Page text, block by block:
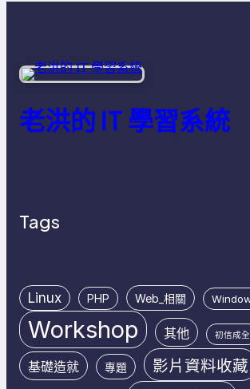
老洪的 IT 學習系統
Tags
Linux PHP Web_相關
Workshop 其他 初信成全
基礎造就 專題 影片資料收藏